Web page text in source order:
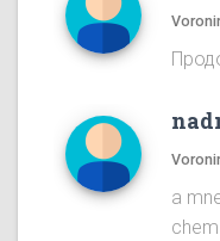
a